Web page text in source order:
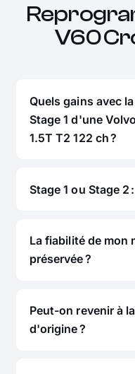
V60
Quels gains avec
Stage 1 d'une
1.5T T2 122 ch ?
Stage 1 ou Stage 2
La fiabilité de mon
préservée ?
Peut-on revenir à
d'origine ?